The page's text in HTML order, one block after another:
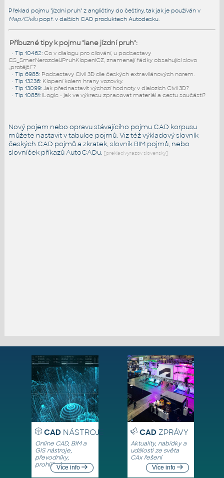
Překlad pojmu "jízdní pruh" z angličtiny do češtiny, tak jak je používán v
Map/Civilupopř. v dalších CAD produktech Autodesku.
Příbuzné tipy k pojmu "lane jízdní pruh":
• Tip 10462: Co v dialogu pro cílování, u podsestavy
CS_SmerNerozdelJPruhKlopeniCZ, znamenají řádky obsahující slovo
„protější“?
• Tip 6985: Podsestavy Civil 3D dle českých extravilánových norem.
• Tip 13236: Klopení kolem hrany vozovky.
• Tip 13099: Jak přednastavit výchozí hodnoty v dialozích Civil 3D?
• Tip 10851: iLogic - jak ve výkresu zpracovat materiál a cestu součásti?
Nový pojem nebo opravu stávajícího pojmu CAD korpusu
můžete nastavit v tabulce pojmů. Viz téžvýkladový slovník
českých CAD pojmů a zkratek,slovník BIM pojmů, nebo
slovníček příkazů AutoCADu. [preklad vyrazov slovensky]
CADNÁSTROJE
Online CAD, BIM a
GIS nástroje,
převodníky,
prohlížečeVíce info
CADZPRÁVY
Aktuality, nabídky a
události ze světa
CAx řešení
Více info